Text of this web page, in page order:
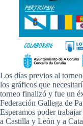
Los días previos al
los gráficos que
torneo finalizó y fue un
Federación Gallega de
Esperamos poder
a Castilla y León y a